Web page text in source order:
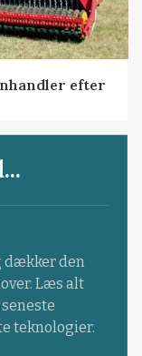
efter
dækker den
Læs alt
teknologier.